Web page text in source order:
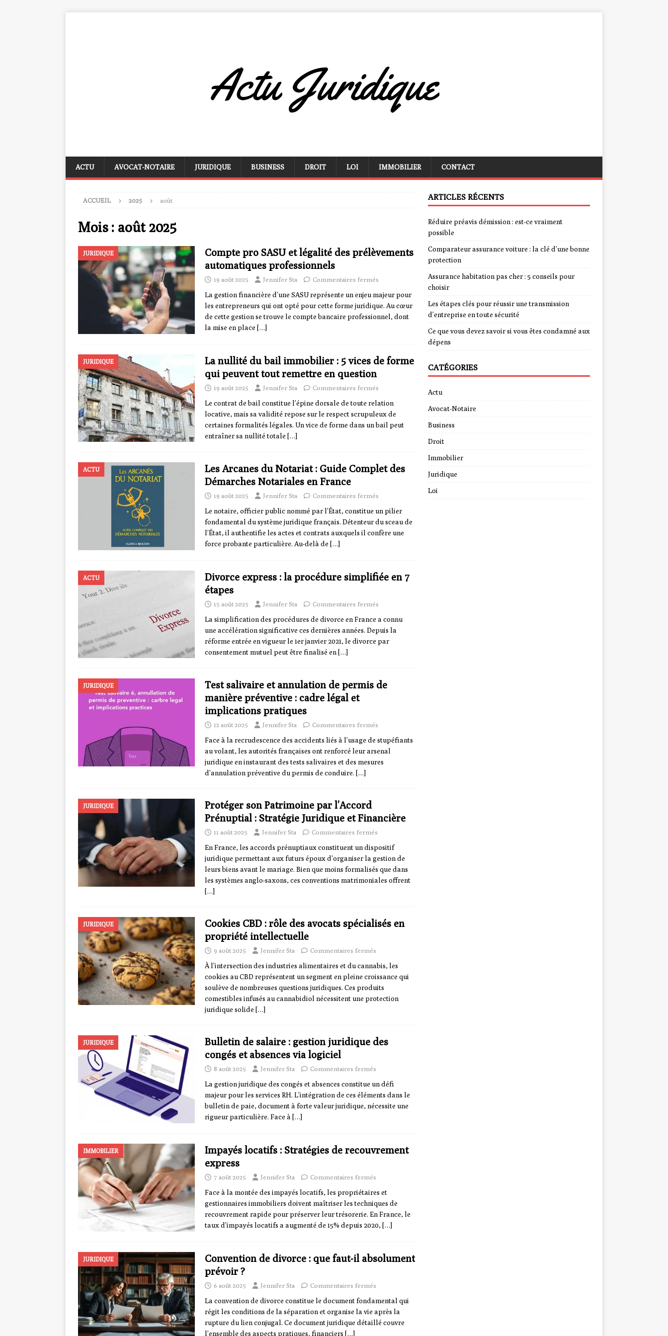
ACTU AVOCAT-NOTAIRE JURIDIQUE BUSINESS DROIT LOI IMMOBILIER CONTACT
ACCUEIL 2025 août
Mois : août 2025
JURIDIQUE
Compte pro SASU et légalité des prélèvements
automatiques professionnels
19 août 2025 Jennifer Sta
Commentaires fermés
La gestion financière d’une SASU représente un enjeu majeur pour
les entrepreneurs qui ont opté pour cette forme juridique. Au cœur
de cette gestion se trouve le compte bancaire professionnel, dont
la mise en place […]
JURIDIQUE
La nullité du bail immobilier : 5 vices de forme
qui peuvent tout remettre en question
19 août 2025 Jennifer Sta
Commentaires fermés
Le contrat de bail constitue l’épine dorsale de toute relation
locative, mais sa validité repose sur le respect scrupuleux de
certaines formalités légales. Un vice de forme dans un bail peut
entraîner sa nullité totale […]
ACTU
Les Arcanes du Notariat : Guide Complet des
Démarches Notariales en France
19 août 2025 Jennifer Sta
Commentaires fermés
Le notaire, officier public nommé par l’État, constitue un pilier
fondamental du système juridique français. Détenteur du sceau de
l’État, il authentifie les actes et contrats auxquels il confère une
force probante particulière. Au-delà de […]
ACTU
Divorce express : la procédure simplifiée en 7
étapes
15 août 2025 Jennifer Sta
Commentaires fermés
La simplification des procédures de divorce en France a connu
une accélération significative ces dernières années. Depuis la
réforme entrée en vigueur le 1er janvier 2021, le divorce par
consentement mutuel peut être finalisé en […]
JURIDIQUE
Test salivaire et annulation de permis de
manière préventive : cadre légal et
implications pratiques
12 août 2025 Jennifer Sta
Commentaires fermés
Face à la recrudescence des accidents liés à l’usage de stupéfiants
au volant, les autorités françaises ont renforcé leur arsenal
juridique en instaurant des tests salivaires et des mesures
d’annulation préventive du permis de conduire. […]
JURIDIQUE
Protéger son Patrimoine par l’Accord
Prénuptial : Stratégie Juridique et Financière
11 août 2025 Jennifer Sta
Commentaires fermés
En France, les accords prénuptiaux constituent un dispositif
juridique permettant aux futurs époux d’organiser la gestion de
leurs biens avant le mariage. Bien que moins formalisés que dans
les systèmes anglo-saxons, ces conventions matrimoniales offrent
[…]
JURIDIQUE
Cookies CBD : rôle des avocats spécialisés en
propriété intellectuelle
9 août 2025 Jennifer Sta
Commentaires fermés
À l’intersection des industries alimentaires et du cannabis, les
cookies au CBD représentent un segment en pleine croissance qui
soulève de nombreuses questions juridiques. Ces produits
comestibles infusés au cannabidiol nécessitent une protection
juridique solide […]
JURIDIQUE
Bulletin de salaire : gestion juridique des
congés et absences via logiciel
8 août 2025 Jennifer Sta
Commentaires fermés
La gestion juridique des congés et absences constitue un défi
majeur pour les services RH. L’intégration de ces éléments dans le
bulletin de paie, document à forte valeur juridique, nécessite une
rigueur particulière. Face à […]
IMMOBILIER
Impayés locatifs : Stratégies de recouvrement
express
7 août 2025 Jennifer Sta
Commentaires fermés
Face à la montée des impayés locatifs, les propriétaires et
gestionnaires immobiliers doivent maîtriser les techniques de
recouvrement rapide pour préserver leur trésorerie. En France, le
taux d’impayés locatifs a augmenté de 15% depuis 2020, […]
JURIDIQUE
Convention de divorce : que faut-il absolument
prévoir ?
6 août 2025 Jennifer Sta
Commentaires fermés
La convention de divorce constitue le document fondamental qui
régit les conditions de la séparation et organise la vie après la
rupture du lien conjugal. Ce document juridique détaillé couvre
l’ensemble des aspects pratiques, financiers […]
ARTICLES RÉCENTS
Réduire préavis démission : est-ce vraiment
possible
Comparateur assurance voiture : la clé d’une bonne
protection
Assurance habitation pas cher : 5 conseils pour
choisir
Les étapes clés pour réussir une transmission
d’entreprise en toute sécurité
Ce que vous devez savoir si vous êtes condamné aux
dépens
CATÉGORIES
Actu
Avocat-Notaire
Business
Droit
Immobilier
Juridique
Loi